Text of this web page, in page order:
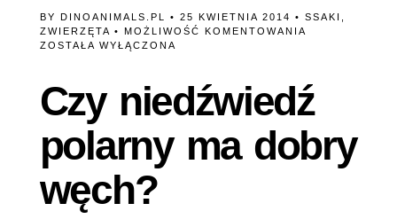
BY DINOANIMALS.PL • 25 KWIETNIA 2014 • SSAKI
ZWIERZĘTA • MOŻLIWOŚĆ KOMENTOWANIACZY
DOBRY
WĘCH?
ZOSTAŁA WYŁĄCZONA
Czy niedźwiedź
polarny ma dobry
węch?